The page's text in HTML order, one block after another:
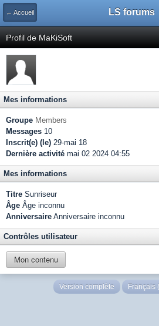
← Accueil LS forums
Profil de MaKiSoft
Mes informations
Groupe Members
Messages 10
Inscrit(e) (le) 29-mai 18
Dernière activité mai 02 2024 04:55
Mes informations
Titre Sunriseur
Âge Âge inconnu
Anniversaire Anniversaire inconnu
Contrôles utilisateur
Mon contenu
Version complète Français